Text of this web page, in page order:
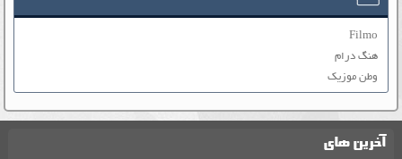
Filmo
هنگ درام
وطن موزیک
آخرین های